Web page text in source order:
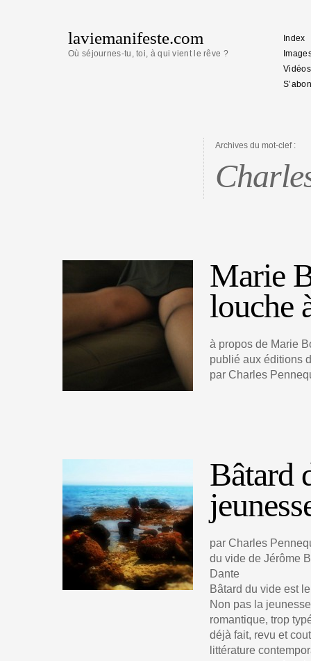
laviemanifeste.com
Où séjournes-tu, toi, à qui vient le rêve ?
Index
Vidéos
Archives du mot-clef :
Marie
louche
à propos de Marie
publié aux éditions
par Charles
Bâtard
par Charles
du vide de Jérôme
Dante
Bâtard du vide est
Non pas la
romantique, trop
déjà fait, revu et
littérature